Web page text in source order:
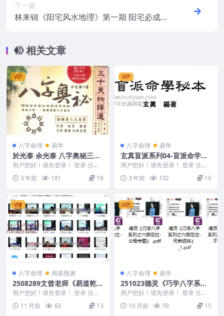
下一篇
林来锦《阳宅风水地理》第一期 阳宅必成
相关文章
VIP
八字命理 易学
於光泰 余光泰 八字奥秘三十
天快译通 573P
用户您好！请先登录！ 登录 注册
余光泰 八字奥秘三十天快译通 57
3P Y23...
3 年前 181 18
VIP
八字命理 易学
玄真盲派系列04-盲派命学秘
本
用户您好！请先登录！ 登录 注册
玄真盲派系列04-盲派命学秘本 Y2
308-3...
3 年前 102 10
VIP
八字命理 周易预测
2508289文曾老师《易道乾坤
——三术合一》教学视频39
集Y
用户您好！请先登录！ 登录 注册
文曾老师《易道乾坤——三术合
一》教学视频39集...
11 月前 63 13
VIP
八字命理 易学
251023德灵《巧学八字系列
之六亲定位-夫妻父母兄弟子
女专题》4本合集 pdf 电子版
Y
用户您好！请先登录！ 登录 注册
德灵《巧学八字系列之六亲定位-
夫妻父母兄弟子女...
10 月前 59 15